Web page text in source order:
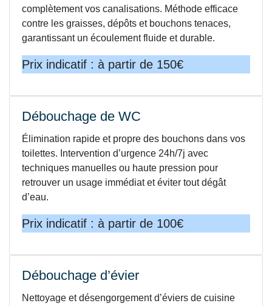
complètement vos canalisations. Méthode efficace
contre les graisses, dépôts et bouchons tenaces,
garantissant un écoulement fluide et durable.
Prix indicatif : à partir de 150€
Débouchage de WC
Élimination rapide et propre des bouchons dans vos
toilettes. Intervention d’urgence 24h/7j avec
techniques manuelles ou haute pression pour
retrouver un usage immédiat et éviter tout dégât
d’eau.
Prix indicatif : à partir de 100€
Débouchage d’évier
Nettoyage et désengorgement d’éviers de cuisine